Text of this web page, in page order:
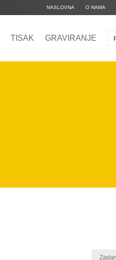
NASLOVNA O NAMA
TISAK GRAVIRANJE